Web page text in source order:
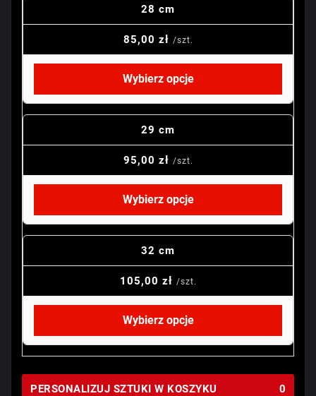
28 cm
85,00 zł /szt.
Wybierz opcje
29 cm
95,00 zł /szt.
Wybierz opcje
32 cm
105,00 zł /szt.
Wybierz opcje
PERSONALIZUJ SZTUKI W KOSZYKU 0